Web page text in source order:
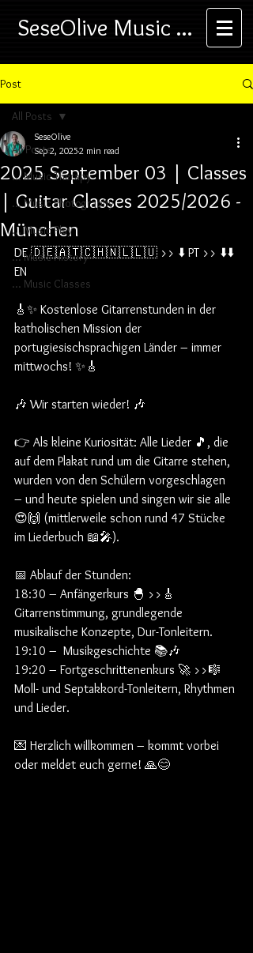
SeseOlive Music ...
Post
All Posts
... Music Therapy
... Music Photography
... Music Play
... Music History
... Music Classes
All Posts
2025 September 03 | Classes
| Guitar Classes 2025/2026 -
München
SeseOlive
Sep 2, 20252 min read
DE 🇩🇪🇦🇹🇨🇭🇳🇱🇱🇺 >> ⬇️ PT >> ⬇️⬇️
EN
🎸✨ Kostenlose Gitarrenstunden in der
katholischen Mission der
portugiesischsprachigen Länder – immer
mittwochs! ✨🎸
🎶 Wir starten wieder! 🎶
👉 Als kleine Kuriosität: Alle Lieder 🎵, die
auf dem Plakat rund um die Gitarre stehen,
wurden von den Schülern vorgeschlagen
– und heute spielen und singen wir sie alle
😍🙌 (mittlerweile schon rund 47 Stücke
im Liederbuch 📖🎤).
📅 Ablauf der Stunden:
18:30 – Anfängerkurs 🐣 >>🎸
Gitarrenstimmung, grundlegende
musikalische Konzepte, Dur-Tonleitern.
19:10 –  Musikgeschichte 📚🎶
19:20 – Fortgeschrittenenkurs 🚀 >>🎼
Moll- und Septakkord-Tonleitern, Rhythmen
und Lieder.
💌 Herzlich willkommen – kommt vorbei
oder meldet euch gerne! 🙏😊